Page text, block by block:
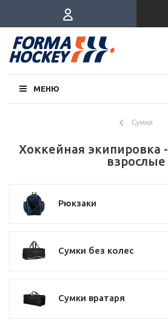
МЕНЮ
Сумки
Хоккейная экипировка
взрослые
Рюкзаки
Сумки без колес
Сумки вратаря